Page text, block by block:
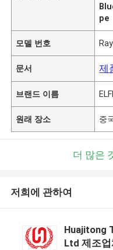
pe
모델 번호
문서 제
브랜드 이름
원래 장소 중
더 많은
저희에 관하여
Huajitong
Ltd 제조